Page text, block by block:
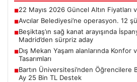
■22 Mayıs 2026 Güncel Altın Fiyatları
■Avcılar Belediyesi’ne operasyon. 12
■Beşiktaş’ın sağ kanat arayışında
Madrid’den sürpriz aday
■Dış Mekan Yaşam alanlarında Konfor
Tasarımları
■Bartın Üniversitesi’nden Öğrencilere
Ay 25 Bin TL Destek